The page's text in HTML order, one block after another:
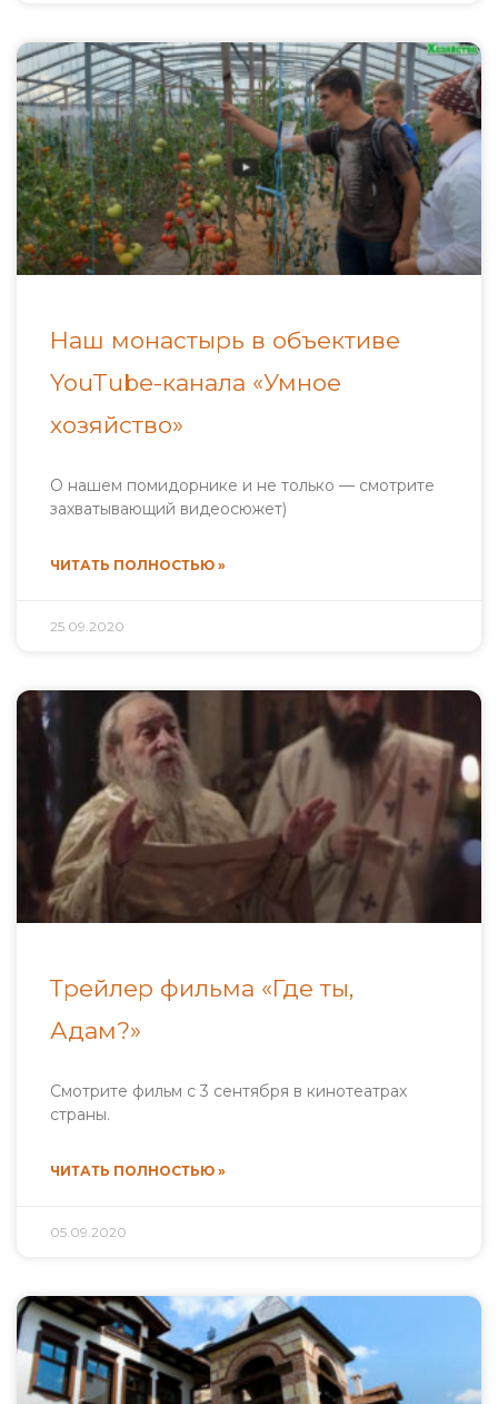
Наш монастырь в объективе
YouTube-канала «Умное
хозяйство»
О нашем помидорнике и не только — смотрите
захватывающий видеосюжет)
ЧИТАТЬ ПОЛНОСТЬЮ »
25.09.2020
Трейлер фильма «Где ты,
Адам?»
Смотрите фильм с 3 сентября в кинотеатрах
страны.
ЧИТАТЬ ПОЛНОСТЬЮ »
05.09.2020